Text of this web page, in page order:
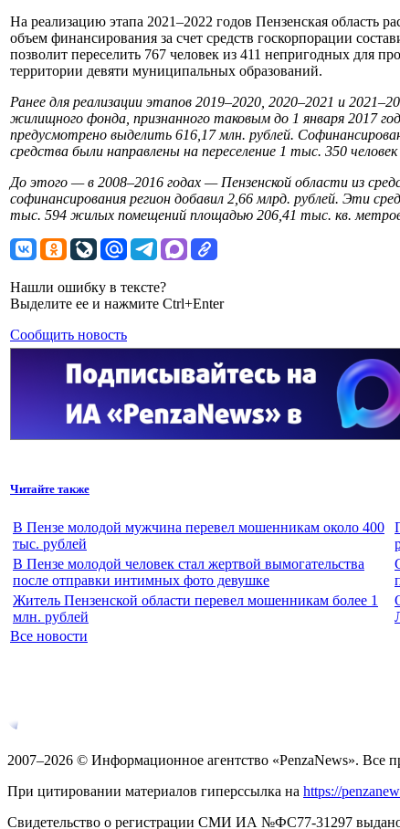
На реализацию этапа 2021–2022 годов Пензенская область
объем финансирования за счет средств госкорпорации
позволит переселить 767 человек из 411 непригодных для
территории девяти муниципальных образований.
Ранее для реализации этапов 2019–2020, 2020–2021 и
жилищного фонда, признанного таковым до 1 января 2017
предусмотрено выделить 616,17 млн. рублей.
средства были направлены на переселение 1 тыс. 350
До этого — в 2008–2016 годах — Пензенской области из
софинансирования регион добавил 2,66 млрд. рублей. Эти
тыс. 594 жилых помещений площадью 206,41 тыс. кв.
Нашли ошибку в тексте?
Выделите ее и нажмите Ctrl+Enter
Сообщить новость
Читайте также
В Пензе молодой мужчина перевел мошенникам около 400
тыс. рублей
В Пензе молодой человек стал жертвой вымогательства
после отправки интимных фото девушке
Житель Пензенской области перевел мошенникам более 1
млн. рублей
Все новости
2007–2026 © Информационное агентство «PenzaNews». Все
При цитировании материалов гиперссылка на https://
Свидетельство о регистрации СМИ ИА №ФС77-31297 выдано